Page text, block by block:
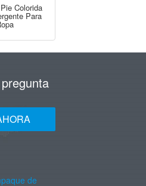
Colorida
Para
de